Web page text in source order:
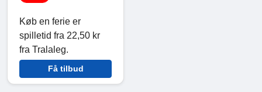
Køb en ferie er
spilletid fra 22,50 kr
fra Tralaleg.
Få tilbud